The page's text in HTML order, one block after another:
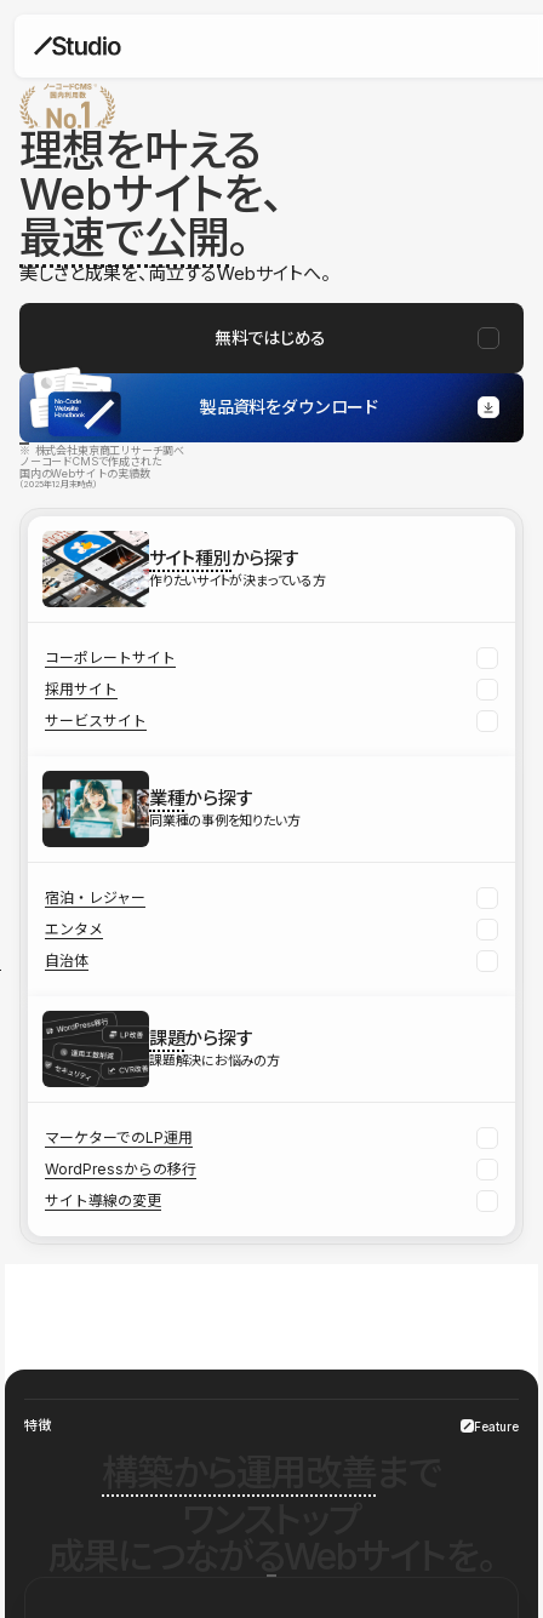
理想を叶える
Webサイトを、
最速で公開。
美しさと成果を、両立するWebサイトへ。
無料ではじめる
製品資料をダウンロード
※ 株式会社東京商工リサーチ調べ
ノーコードCMSで作成された
国内のWebサイトの実績数
（2025年12月末時点）
サイト種別から探す
作りたいサイトが決まっている方
コーポレートサイト
採用サイト
サービスサイト
業種から探す
同業種の事例を知りたい方
宿泊・レジャー
エンタメ
自治体
課題から探す
課題解決にお悩みの方
マーケターでのLP運用
WordPressからの移行
サイト導線の変更
特徴 Feature